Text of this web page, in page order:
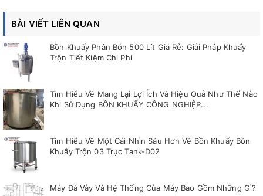
BÀI VIẾT LIÊN QUAN
Bồn Khuấy Phân Bón 500 Lít Giá Rẻ: Giải Pháp Khuấy
Trộn Tiết Kiệm Chi Phí
Tìm Hiểu Về Mang Lại Lợi Ích Và Hiệu Quả Như Thế Nào
Khi Sử Dụng BỒN KHUẤY CÔNG NGHIỆP...
Tìm Hiểu Về Một Cái Nhìn Sâu Hơn Về Bồn Khuấy Bồn
Khuấy Trộn 03 Trục Tank-D02
Máy Đá Vảy Và Hệ Thống Của Máy Bao Gồm Những Gì?